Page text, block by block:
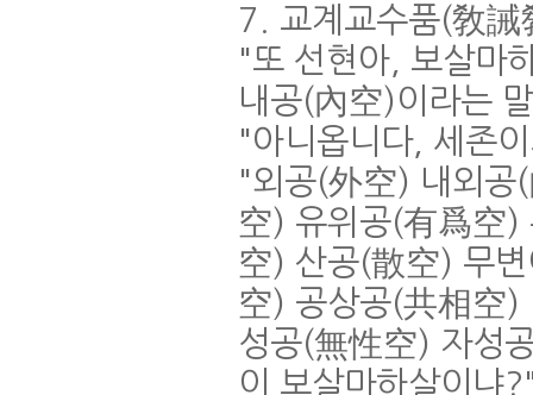
7. 교계교수품(敎誡
"또 선현아
보살마
내공(內空) 이라는
"아니옵니다, 세존
"외공(外空) 내외공(
空) 유위공(有爲空)
空) 산공(散空) 무
空) 공상공(共相空)
성공(無性空) 자성
이 보살마하살이냐